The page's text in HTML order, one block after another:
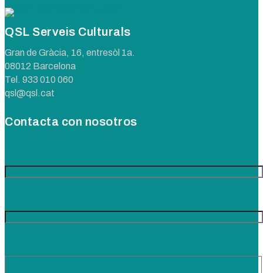
QSL Serveis Culturals
Gran de Gràcia, 16, entresòl 1a.
08012 Barcelona
Tel.933 010 060
qsl@qsl.cat
Contacta con nosotros